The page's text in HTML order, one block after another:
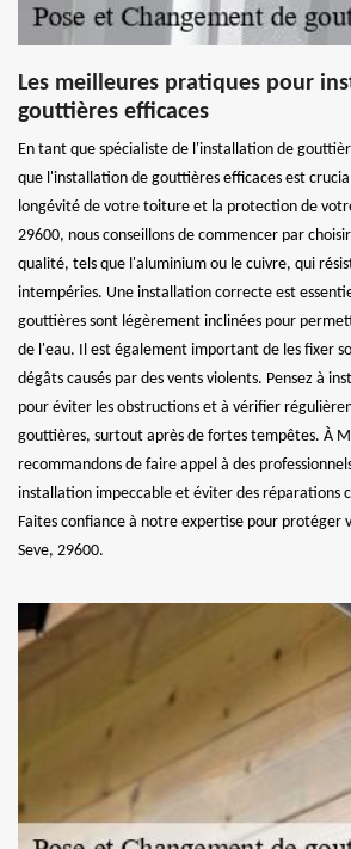
Les meilleures pratiques pour
gouttières efficaces
En tant que spécialiste de l'installation de
que l'installation de gouttières efficaces est
longévité de votre toiture et la protection de
29600, nous conseillons de commencer par
qualité, tels que l'aluminium ou le cuivre, qui
intempéries. Une installation correcte est
gouttières sont légèrement inclinées pour
de l'eau. Il est également important de les fixer
dégâts causés par des vents violents. Pensez à
pour éviter les obstructions et à vérifier
gouttières, surtout après de fortes tempêtes. À
recommandons de faire appel à des
installation impeccable et éviter des réparations
Faites confiance à notre expertise pour protéger
Seve, 29600.